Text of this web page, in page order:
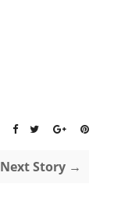
Next Story →